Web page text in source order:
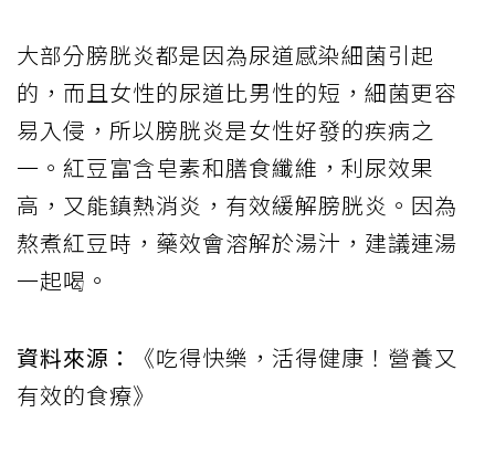
大部分膀胱炎都是因為尿道感染細菌引起
的，而且女性的尿道比男性的短，細菌更容
易入侵，所以膀胱炎是女性好發的疾病之
一。紅豆富含皂素和膳食纖維，利尿效果
高，又能鎮熱消炎，有效緩解膀胱炎。因為
熬煮紅豆時，藥效會溶解於湯汁，建議連湯
一起喝。
資料來源：
《吃得快樂，活得健康！營養又
有效的食療》